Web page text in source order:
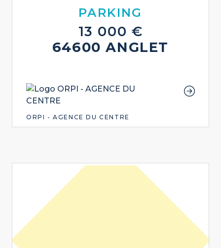
PARKING
13 000 €
64600 ANGLET
ORPI - AGENCE DU CENTRE